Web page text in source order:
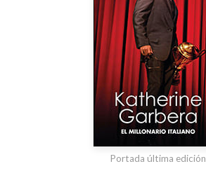
Portada última edición